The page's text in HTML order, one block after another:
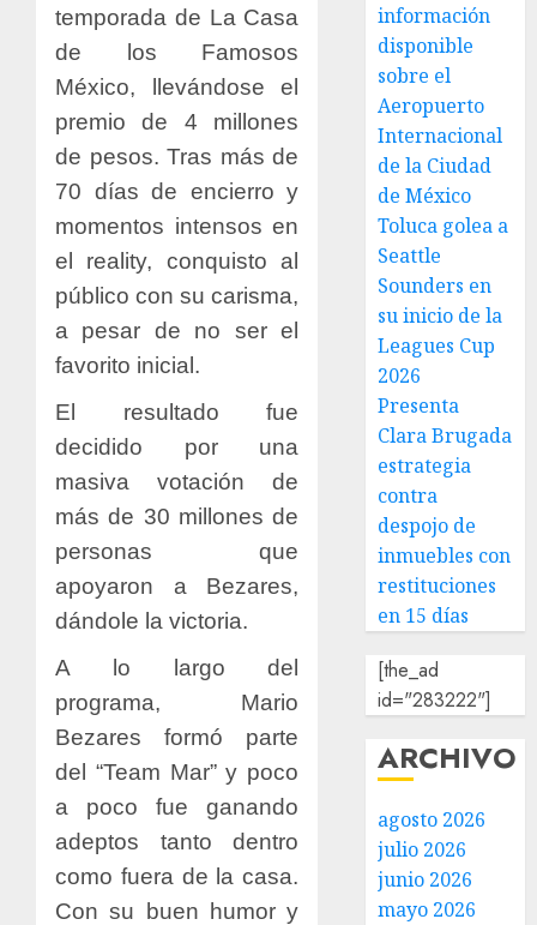
temporada de La Casa
de los Famosos
México, llevándose el
premio de 4 millones
de pesos. Tras más de
70 días de encierro y
momentos intensos en
el reality, conquisto al
público con su carisma,
a pesar de no ser el
favorito inicial.
El resultado fue
decidido por una
masiva votación de
más de 30 millones de
personas que
apoyaron a Bezares,
dándole la victoria.
A lo largo del
programa, Mario
Bezares formó parte
del “Team Mar” y poco
a poco fue ganando
adeptos tanto dentro
como fuera de la casa.
Con su buen humor y
información
disponible
sobre el
Aeropuerto
Internacional
de la Ciudad
de México
Toluca golea a
Seattle
Sounders en
su inicio de la
Leagues Cup
2026
Presenta
Clara Brugada
estrategia
contra
despojo de
inmuebles con
restituciones
en 15 días
[the_ad
id="283222"]
ARCHIVO
agosto 2026
julio 2026
junio 2026
mayo 2026